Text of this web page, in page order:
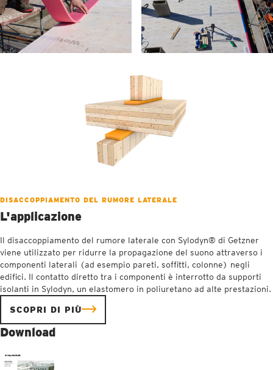
DISACCOPPIAMENTO DEL RUMORE LATERALE
L'applicazione
Il disaccoppiamento del rumore laterale con Sylodyn® di Getzner
viene utilizzato per ridurre la propagazione del suono attraverso i
componenti laterali (ad esempio pareti, soffitti, colonne) negli
edifici. Il contatto diretto tra i componenti è interrotto da supporti
isolanti in Sylodyn, un elastomero in poliuretano ad alte prestazioni.
SCOPRI DI PIÙ
Download